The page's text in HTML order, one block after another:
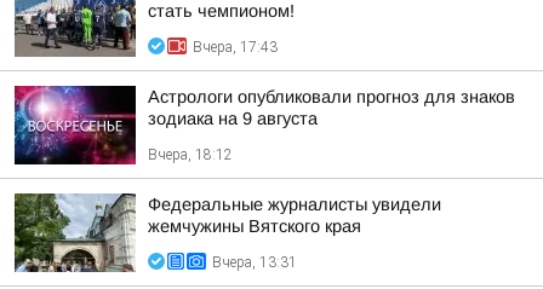
стать чемпионом!
Вчера, 17:43
Астрологи опубликовали прогноз для знаков
зодиака на 9 августа
Вчера, 18:12
Федеральные журналисты увидели
жемчужины Вятского края
Вчера, 13:31